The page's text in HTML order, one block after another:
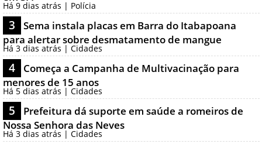
Há 9 dias atrás | Polícia
3
Sema instala placas em Barra do Itabapoana
para alertar sobre desmatamento de mangue
Há 3 dias atrás | Cidades
4
Começa a Campanha de Multivacinação para
menores de 15 anos
Há 5 dias atrás | Cidades
5
Prefeitura dá suporte em saúde a romeiros de
Nossa Senhora das Neves
Há 3 dias atrás | Cidades